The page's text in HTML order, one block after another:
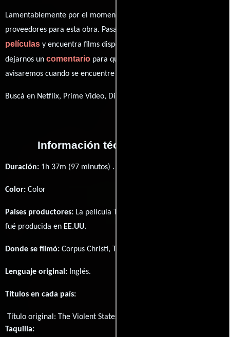
Lamentablemente por el momento no contamos con enlaces a
proveedores para esta obra. Pasa por nuestro catálogo de
películas y encuentra films disponibles. También puedes
dejarnos un comentario para que le demos prioridad y te
avisaremos cuando se encuentre disponible
Buscá en Netflix, Prime Video, Disney+
Información técnica y general
Duración: 1h 37m (97 minutos) .
Color: Color
Paises productores: La película The Violent States of America
fué producida en EE.UU.
Donde se filmó: Corpus Christi, Texas, USA.
Lenguaje original: Inglés.
Títulos en cada país:
Título original: The Violent States of America
Taquilla: